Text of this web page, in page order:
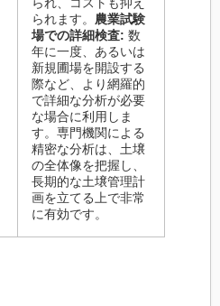
られます。 農業試験
場での詳細検査: 数
年に一度、あるいは
新規圃場を開設する
際など、より網羅的
で詳細な分析が必要
な場合に利用しま
す。専門機関による
精密な分析は、土壌
の全体像を把握し、
長期的な土壌管理計
画を立てる上で非常
に有効です。